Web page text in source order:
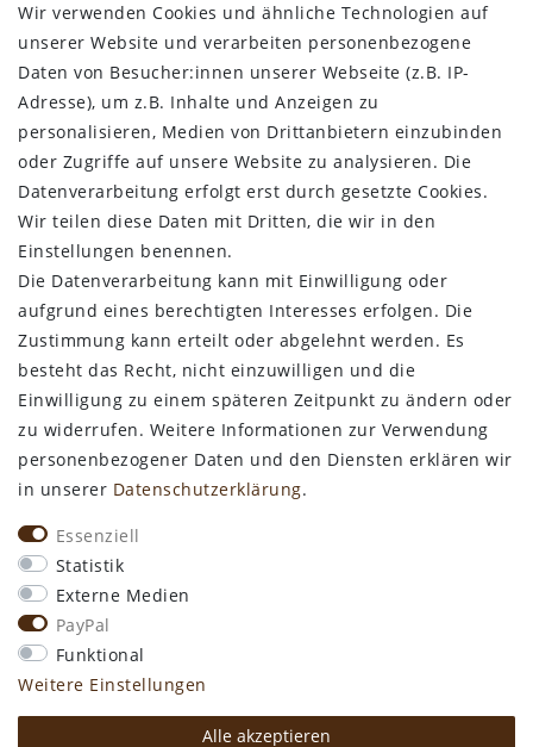
RECHTLICHES
AGB
Datenschutz
Impressum
Widerrufsbelehrung
Bestellung widerrufen
ALLGEMEINES
Kontakt
Zahlungsarten
Versand & Lieferzeit
Newsletter-Anmeldung
Kostengünstige Ledermuster
kostenfreier Versand ab 50€ in Deutschland
kostengünstige Leder-Musterstücke
kostenlose Beratung* +49 (0) 75 74 / 93 28 19
große SoftArt® Lederauswahl
große Farbvielfalt für alle SoftArt® Leder
Wir verwenden Cookies und ähnliche Technologien auf
unserer Website und verarbeiten personenbezogene
Daten von Besucher:innen unserer Webseite (z.B. IP-
Adresse), um z.B. Inhalte und Anzeigen zu
personalisieren, Medien von Drittanbietern einzubinden
oder Zugriffe auf unsere Website zu analysieren. Die
Datenverarbeitung erfolgt erst durch gesetzte Cookies.
Wir teilen diese Daten mit Dritten, die wir in den
Einstellungen benennen.
Die Datenverarbeitung kann mit Einwilligung oder
aufgrund eines berechtigten Interesses erfolgen. Die
Zustimmung kann erteilt oder abgelehnt werden. Es
besteht das Recht, nicht einzuwilligen und die
Einwilligung zu einem späteren Zeitpunkt zu ändern oder
zu widerrufen. Weitere Informationen zur Verwendung
personenbezogener Daten und den Diensten erklären wir
in unserer Daten­schutz­erklärung.
Essenziell
Statistik
Externe Medien
PayPal
Funktional
Weitere Einstellungen
Alle akzeptieren